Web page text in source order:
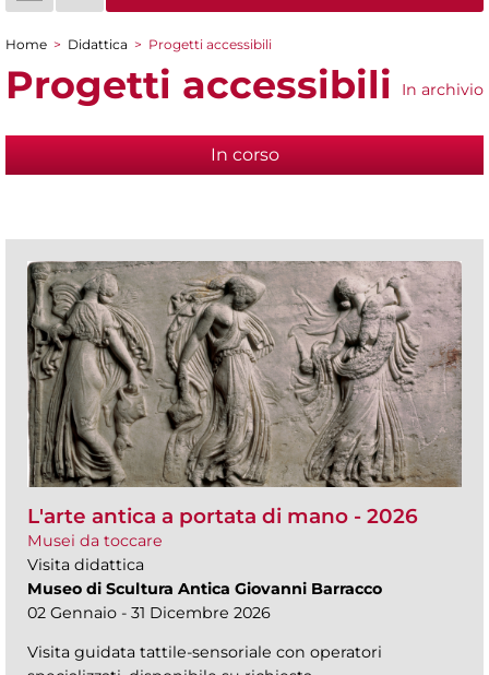
Tu sei qui
Home > Didattica > Progetti accessibili
Progetti accessibili In archivio
In corso(scheda attiva)
L'arte antica a portata di mano - 2026
Musei da toccare
Visita didattica
Museo di Scultura Antica Giovanni Barracco
02 Gennaio - 31 Dicembre 2026
Visita guidata tattile-sensoriale con operatori